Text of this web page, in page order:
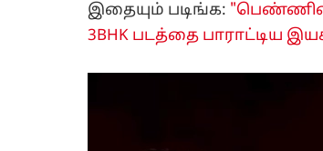
இதையும் படிங்க: "பெண்ணின்
3BHK படத்தை பாராட்டிய